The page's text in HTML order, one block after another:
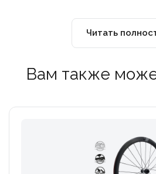
Читать
Вам также